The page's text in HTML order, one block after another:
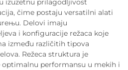
izuzetnu prilagodljivost
čime postaju versatilni alati
Delovi imaju
i konfiguracije režaca koje
između različitih tipova
Režeca struktura je
optimalnu performansu u mekih i